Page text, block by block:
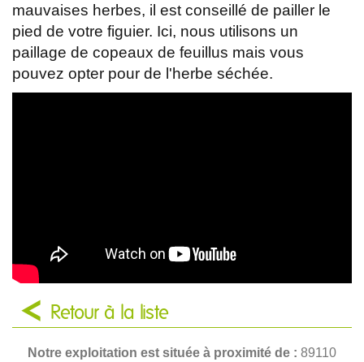
mauvaises herbes, il est conseillé de pailler le
pied de votre figuier. Ici, nous utilisons un
paillage de copeaux de feuillus mais vous
pouvez opter pour de l'herbe séchée.
Retour à la liste
Notre exploitation est située à proximité de : 89110